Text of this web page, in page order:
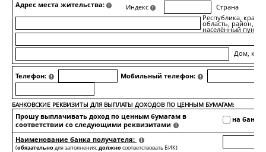
Адрес места жительства: Индекс
Страна
Республика, край,
область, район,
населённый пункт
Дом,
Телефон: Мобильный телефон:
БАНКОВСКИЕ РЕКВИЗИТЫ ДЛЯ ВЫПЛАТЫ ДОХОДОВ ПО ЦЕННЫМ БУМАГАМ:
Прошу выплачивать доход по ценным бумагам в
соответствии со следующими реквизитами
на
Наименование банка получателя:
(обязательнодля заполнения;должносоответствовать БИК)